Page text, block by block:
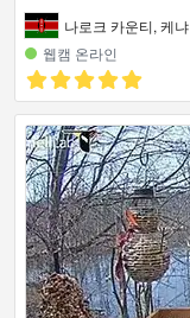
나로크 카운티, 케냐
웹캠 온라인